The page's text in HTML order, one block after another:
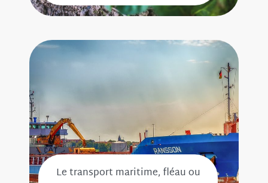
Le transport maritime, fléau ou